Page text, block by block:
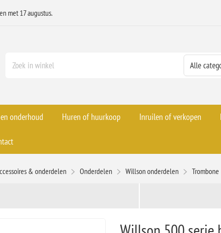
met 17 augustus.
onderhoud Huren of huurkoop Inruilen of verkopen
& onderdelen Onderdelen Willson onderdelen Trombone